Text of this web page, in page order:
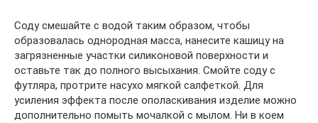
Соду смешайте с водой таким образом, чтобы
образовалась однородная масса, нанесите кашицу на
загрязненные участки силиконовой поверхности и
оставьте так до полного высыхания. Смойте соду с
футляра, протрите насухо мягкой салфеткой. Для
усиления эффекта после ополаскивания изделие можно
дополнительно помыть мочалкой с мылом. Ни в коем